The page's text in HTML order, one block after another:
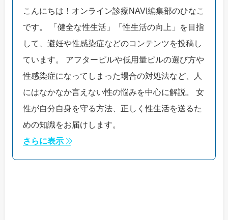
こんにちは！オンライン診療NAVI編集部のひなこ
です。 「健全な性生活」「性生活の向上」を目指
して、避妊や性感染症などのコンテンツを投稿し
ています。 アフターピルや低用量ピルの選び方や
性感染症になってしまった場合の対処法など、人
にはなかなか言えない性の悩みを中心に解説。 女
性が自分自身を守る方法、正しく性生活を送るた
めの知識をお届けします。
さらに表示